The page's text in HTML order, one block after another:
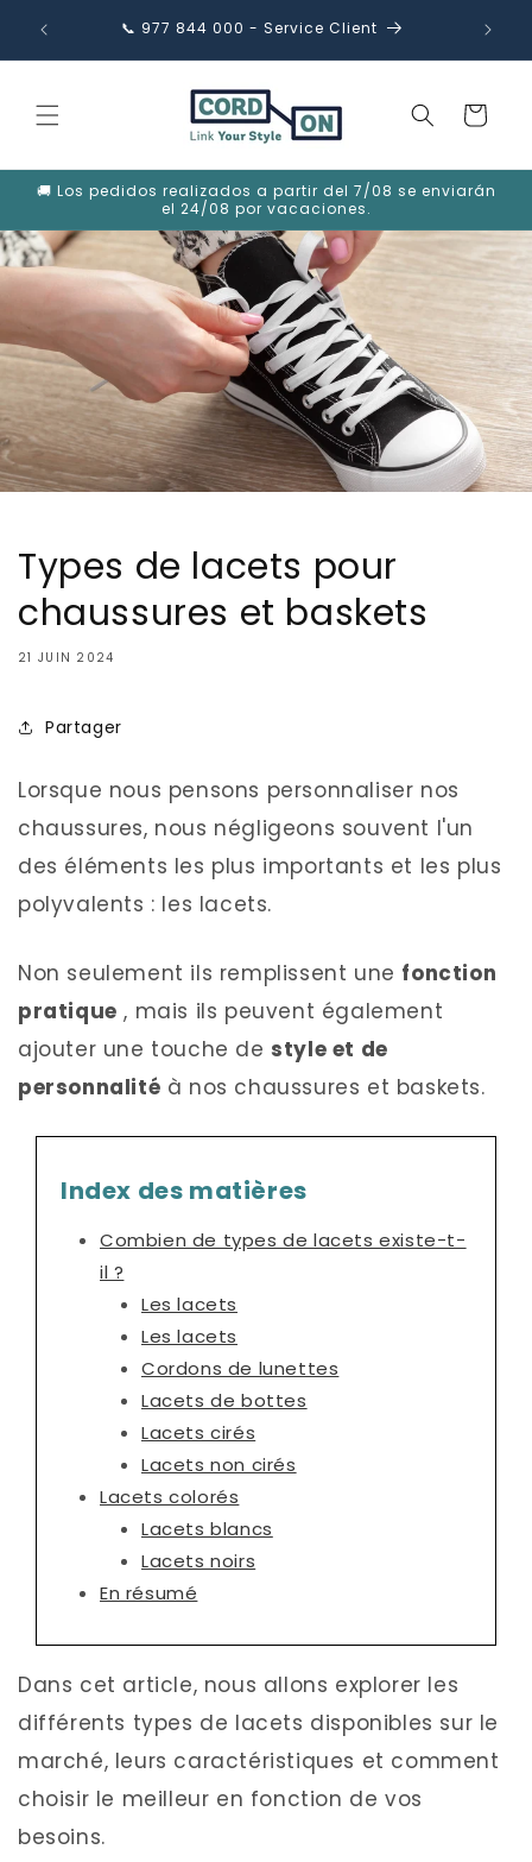
passer
contenu
📞 977 844 000 - Service Client ✉️
Panier
🚚 Los pedidos realizados a partir del 7/08 se enviarán
el 24/08 por vacaciones.
Types de lacets pour
chaussures et baskets
21 JUIN 2024
Partager
Lorsque nous pensons personnaliser nos
chaussures, nous négligeons souvent l'un
des éléments les plus importants et les plus
polyvalents : les lacets.
Non seulement ils remplissent une fonction
pratique , mais ils peuvent également
ajouter une touche destyle et de
personnalité à nos chaussures et baskets.
Index des matières
Combien de types de lacets existe-t-
il ?
Les lacets
Les lacets
Cordons de lunettes
Lacets de bottes
Lacets cirés
Lacets non cirés
Lacets colorés
Lacets blancs
Lacets noirs
En résumé
Dans cet article, nous allons explorer les
différents types de lacets disponibles sur le
marché, leurs caractéristiques et comment
choisir le meilleur en fonction de vos
besoins.